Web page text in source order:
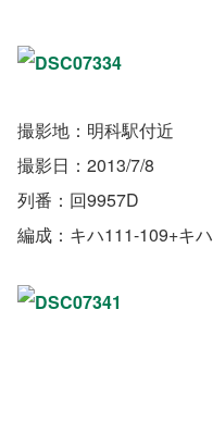
撮影地：明科駅付近
撮影日：2013/7/8
列番：回9957D
編成：キハ111-109+キ